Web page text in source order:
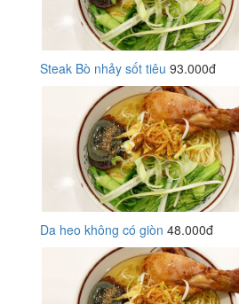
Steak Bò nhảy sốt tiêu 93.000đ
Da heo không có giòn 48.000đ